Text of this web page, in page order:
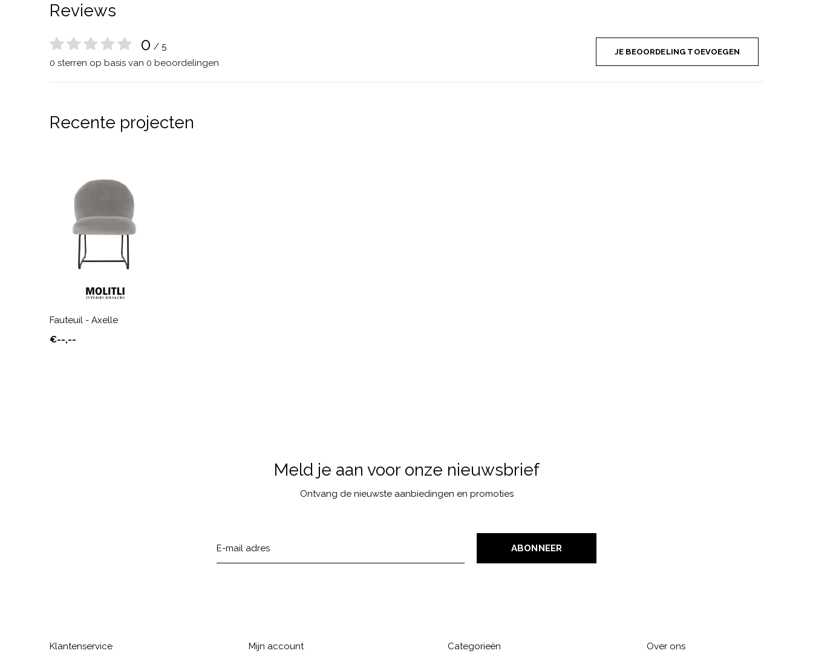
Reviews
0 / 5
0 sterren op basis van 0 beoordelingen
JE BEOORDELING TOEVOEGEN
Recente projecten
Fauteuil - Axelle
€--,--
Meld je aan voor onze nieuwsbrief
Ontvang de nieuwste aanbiedingen en promoties
ABONNEER
Klantenservice Mijn account Categorieën Over ons